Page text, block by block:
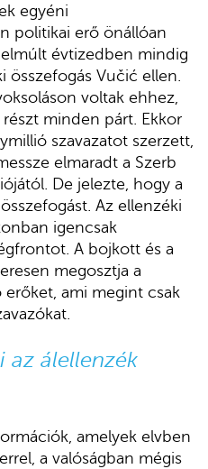
egyéni
politikai erő önállóan
évtizedben mindig
összefogás Vučić ellen.
voltak ehhez,
minden párt. Ekkor
szavazatot szerzett,
elmaradt a Szerb
De jelezte, hogy a
Az ellenzéki
igencsak
A bojkott és a
megosztja a
ami megint csak
az álellenzék
amelyek elvben
a valóságban mégis